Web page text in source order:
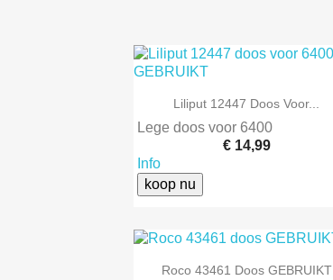
 Snel bekijken
Liliput 12447 Doos Voor...
Lege doos voor 6400
€ 14,99
Info
koop nu
 Snel bekijken
Roco 43461 Doos GEBRUIKT